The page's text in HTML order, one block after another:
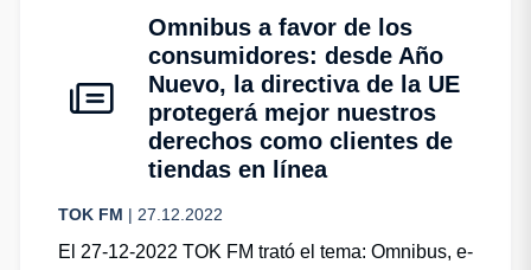
Omnibus a favor de los
consumidores: desde Año
Nuevo, la directiva de la UE
protegerá mejor nuestros
derechos como clientes de
tiendas en línea
TOK FM | 27.12.2022
El 27-12-2022 TOK FM trató el tema: Omnibus, e-